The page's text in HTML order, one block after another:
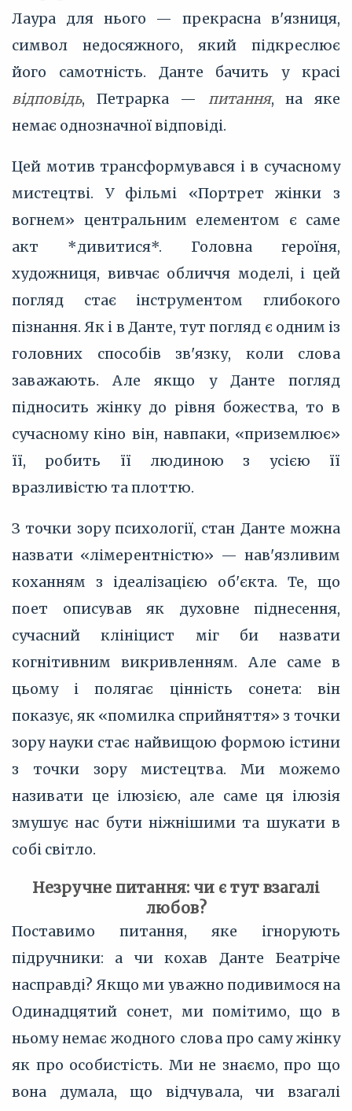
Лаура для нього — прекрасна в'язниця,
символ недосяжного, який підкреслює
його самотність. Данте бачить у красі
відповідь, Петрарка — питання, на яке
немає однозначної відповіді.
Цей мотив трансформувався і в сучасному
мистецтві. У фільмі «Портрет жінки з
вогнем» центральним елементом є саме
акт *дивитися*. Головна героїня,
художниця, вивчає обличчя моделі, і цей
погляд стає інструментом глибокого
пізнання. Як і в Данте, тут погляд є одним із
головних способів зв'язку, коли слова
заважають. Але якщо у Данте погляд
підносить жінку до рівня божества, то в
сучасному кіно він, навпаки, «приземлює»
її, робить її людиною з усією її
вразливістю та плоттю.
З точки зору психології, стан Данте можна
назвати «лімерентністю» — нав'язливим
коханням з ідеалізацією об'єкта. Те, що
поет описував як духовне піднесення,
сучасний клініцист міг би назвати
когнітивним викривленням. Але саме в
цьому і полягає цінність сонета: він
показує, як «помилка сприйняття» з точки
зору науки стає найвищою формою істини
з точки зору мистецтва. Ми можемо
називати це ілюзією, але саме ця ілюзія
змушує нас бути ніжнішими та шукати в
собі світло.
Незручне питання: чи є тут взагалі
любов?
Поставимо питання, яке ігнорують
підручники: а чи кохав Данте Беатріче
насправді? Якщо ми уважно подивимося на
Одинадцятий сонет, ми помітимо, що в
ньому немає жодного слова про саму жінку
як про особистість. Ми не знаємо, про що
вона думала, що відчувала, чи взагалі